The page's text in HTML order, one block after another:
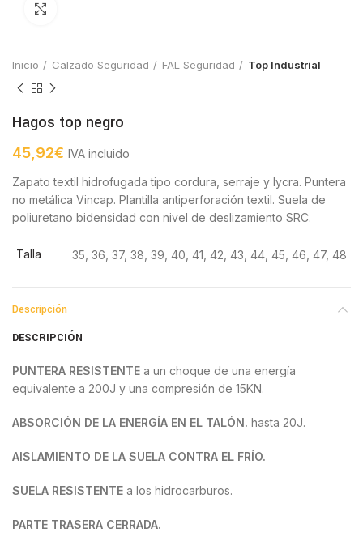
Inicio Calzado Seguridad FAL Seguridad Top Industrial
Hagos top negro
45,92€ IVA incluido
Zapato textil hidrofugada tipo cordura, serraje y lycra. Puntera
no metálica Vincap. Plantilla antiperforación textil. Suela de
poliuretano bidensidad con nivel de deslizamiento SRC.
Talla 35, 36, 37, 38, 39, 40, 41, 42, 43, 44, 45, 46, 47, 48
Descripción
DESCRIPCIÓN
PUNTERA RESISTENTE a un choque de una energía
equivalente a 200J y una compresión de 15KN.
ABSORCIÓN DE LA ENERGÍA EN EL TALÓN. hasta 20J.
AISLAMIENTO DE LA SUELA CONTRA EL FRÍO.
SUELA RESISTENTE a los hidrocarburos.
PARTE TRASERA CERRADA.